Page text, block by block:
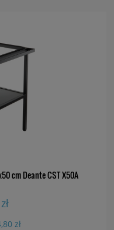
cm Deante CST X50A
zł